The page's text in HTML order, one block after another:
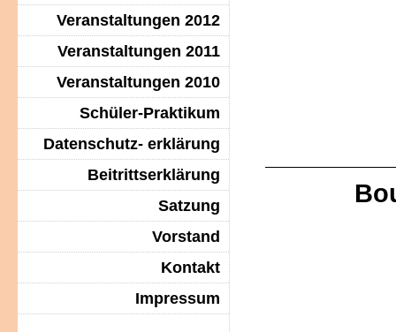
Veranstaltungen 2012
Veranstaltungen 2011
Veranstaltungen 2010
Schüler-Praktikum
Datenschutz- erklärung
Beitrittserklärung
Satzung
Vorstand
Kontakt
Impressum